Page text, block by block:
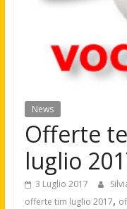
News
Offerte
luglio
3 Luglio 2017
offerte tim luglio 2017,